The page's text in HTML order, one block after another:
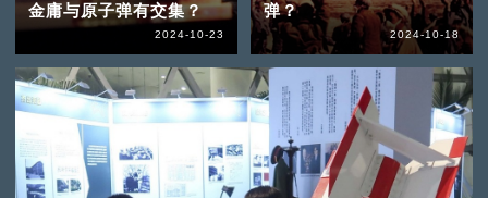
金庸与原子弹有交集？
2024-10-23
弹？
2024-10-18